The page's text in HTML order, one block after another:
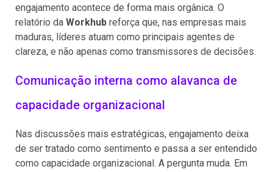
engajamento acontece de forma mais orgânica. O
relatório da Workhub reforça que, nas empresas mais
maduras, líderes atuam como principais agentes de
clareza, e não apenas como transmissores de decisões.
Comunicação interna como alavanca de
capacidade organizacional
Nas discussões mais estratégicas, engajamento deixa
de ser tratado como sentimento e passa a ser entendido
como capacidade organizacional. A pergunta muda. Em